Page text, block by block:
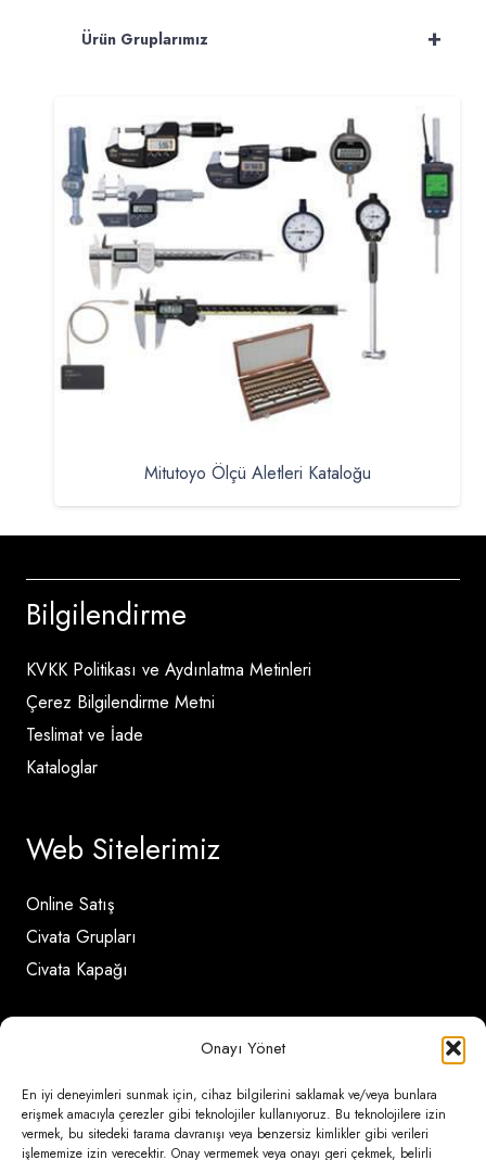
Onayı Yönet
En iyi deneyimleri sunmak için, cihaz bilgilerini saklamak ve/veya bunlara
erişmek amacıyla çerezler gibi teknolojiler kullanıyoruz. Bu teknolojilere izin
vermek, bu sitedeki tarama davranışı veya benzersiz kimlikler gibi verileri
işlememize izin verecektir. Onay vermemek veya onayı geri çekmek, belirli
+
Ürün Gruplarımız
Mitutoyo Ölçü Aletleri Kataloğu
Bilgilendirme
KVKK Politikası ve Aydınlatma Metinleri
Çerez Bilgilendirme Metni
Teslimat ve İade
Kataloglar
Web Sitelerimiz
Online Satış
Civata Grupları
Civata Kapağı
İletişim Detayları
Ömerli Mahallesi Risalet Sokak No:6/A (Hadımköy)
– Arnavutköy / İstanbul